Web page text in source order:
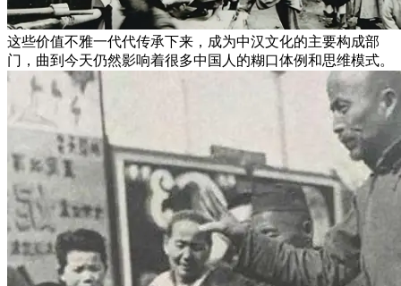
这些价值不雅一代代传承下来，成为中汉文化的主要构成部
门，曲到今天仍然影响着很多中国人的糊口体例和思维模式。